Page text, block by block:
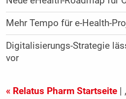
Mehr Tempo für e-Health-
Digitalisierungs-Strategie
vor
« Relatus Pharm Startseite|